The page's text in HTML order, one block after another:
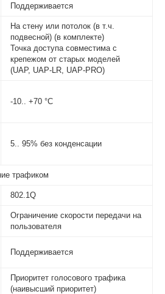
Поддерживается
На стену или потолок (в т.ч.
подвесной) (в комплекте)
Точка доступа совместима с
крепежом от старых моделей
(UAP, UAP-LR, UAP-PRO)
-10.. +70°C
5.. 95% без конденсации
трафиком
802.1Q
Ограничение скорости передачи на
пользователя
Поддерживается
Приоритет голосового трафика
(наивысший приоритет)